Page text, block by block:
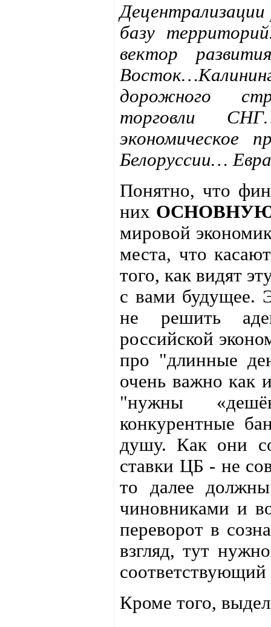
базу
вектор
дорожного
торговли
экономическое
Белоруссии…
Понятно, что
них
мировой
места, что
того, как видят
с вами будущее.
не решить
российской
про "длинные
очень важно как
"нужны
конкурентные
душу. Как они
ставки ЦБ - не
то далее
чиновниками и
переворот в
взгляд, тут
соответствующий
Кроме того,